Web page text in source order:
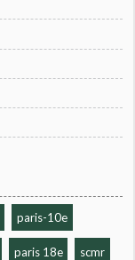
paris-10e
paris 18e scmr